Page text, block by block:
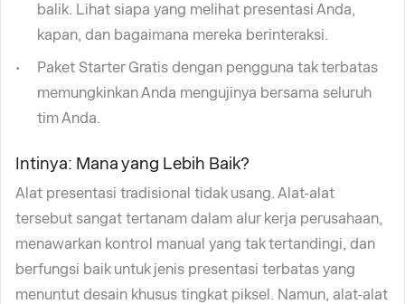
balik. Lihat siapa yang melihat presentasi Anda,
kapan, dan bagaimana mereka berinteraksi.
Paket Starter Gratis dengan pengguna tak terbatas
memungkinkan Anda mengujinya bersama seluruh
tim Anda.
Intinya: Mana yang Lebih Baik?
Alat presentasi tradisional tidak usang. Alat-alat
tersebut sangat tertanam dalam alur kerja perusahaan,
menawarkan kontrol manual yang tak tertandingi, dan
berfungsi baik untuk jenis presentasi terbatas yang
menuntut desain khusus tingkat piksel. Namun, alat-alat